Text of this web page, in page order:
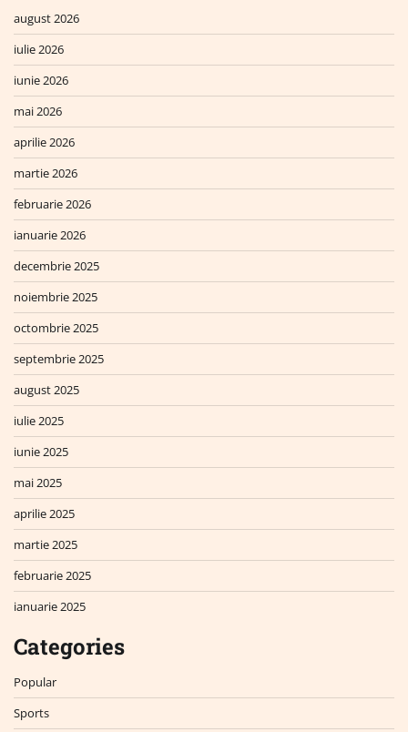
august 2026
iulie 2026
iunie 2026
mai 2026
aprilie 2026
martie 2026
februarie 2026
ianuarie 2026
decembrie 2025
noiembrie 2025
octombrie 2025
septembrie 2025
august 2025
iulie 2025
iunie 2025
mai 2025
aprilie 2025
martie 2025
februarie 2025
ianuarie 2025
Categories
Popular
Sports